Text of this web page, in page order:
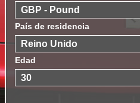
País de residencia
Edad